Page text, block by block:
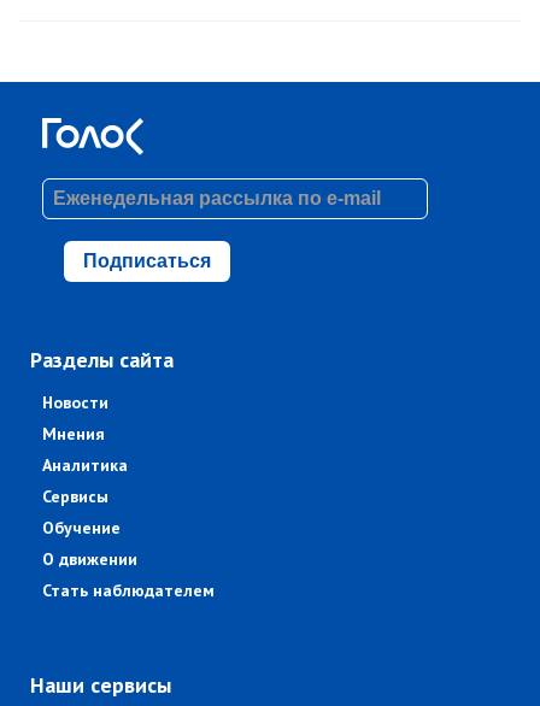
Подписаться
Разделы сайта
Новости
Мнения
Аналитика
Сервисы
Обучение
О движении
Стать наблюдателем
Наши сервисы